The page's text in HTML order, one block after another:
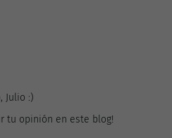
Julio :)
tu opinión en este blog!